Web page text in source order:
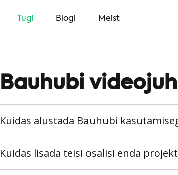
Tugi Blogi Meist
Bauhubi
Kuidas alustada Bauhubi
Kuidas lisada teisi osalisi enda